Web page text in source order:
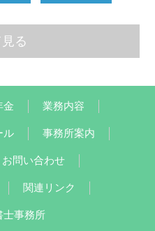
る
金 業務内容
ル 事務所案内
お問い合わせ
関連リンク
士事務所